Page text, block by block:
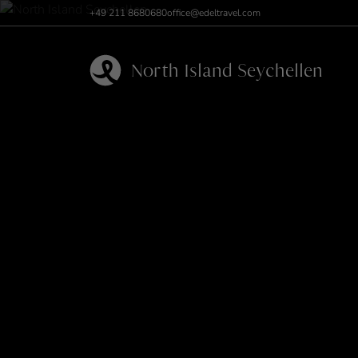
+49 211 8680680office@edeltravel.com
North Island Seychellen